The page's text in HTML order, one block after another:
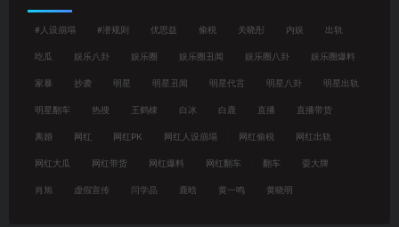
#人设崩塌 #潜规则 优思益 偷税 关晓彤 内娱 出轨
吃瓜 娱乐八卦 娱乐圈 娱乐圈丑闻 娱乐圈八卦 娱乐圈爆料
家暴 抄袭 明星 明星丑闻 明星代言 明星八卦 明星出轨
明星翻车 热搜 王鹤棣 白冰 白鹿 直播 直播带货
离婚 网红 网红PK 网红人设崩塌 网红偷税 网红出轨
网红大瓜 网红带货 网红爆料 网红翻车 翻车 耍大牌
肖旭 虚假宣传 闫学晶 鹿晗 黄一鸣 黄晓明